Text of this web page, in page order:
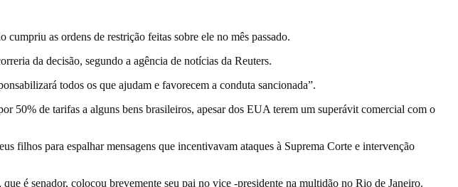
as ordens de restrição feitas sobre ele no mês passado.
da decisão, segundo a agência de notícias da Reuters.
todos os que ajudam e favorecem a conduta sancionada”.
50% de tarifas a alguns bens brasileiros, apesar dos EUA terem um superávit comercial com o
filhos para espalhar mensagens que incentivavam ataques à Suprema Corte e intervenção
é senador, colocou brevemente seu pai no vice -presidente na multidão no Rio de Janeiro.